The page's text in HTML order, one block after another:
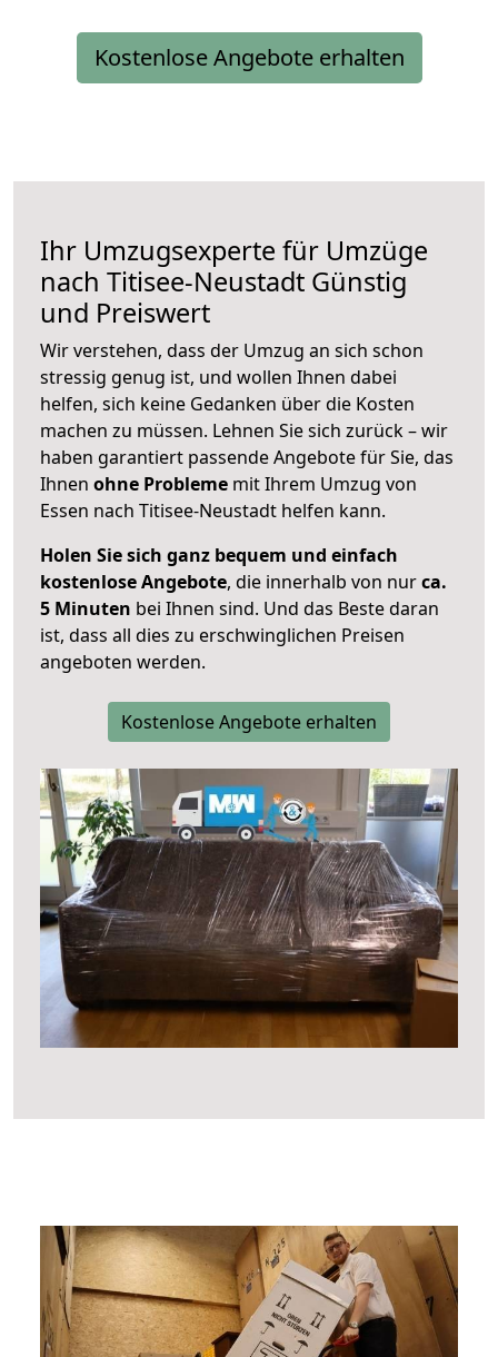
Kostenlose Angebote erhalten
Ihr Umzugsexperte für Umzüge
nach Titisee-Neustadt Günstig
und Preiswert
Wir verstehen, dass der Umzug an sich schon
stressig genug ist, und wollen Ihnen dabei
helfen, sich keine Gedanken über die Kosten
machen zu müssen. Lehnen Sie sich zurück – wir
haben garantiert passende Angebote für Sie, das
Ihnen ohne Probleme mit Ihrem Umzug von
Essen nach Titisee-Neustadt helfen kann.
Holen Sie sich ganz bequem und einfach
kostenlose Angebote, die innerhalb von nurca.
5 Minuten bei Ihnen sind. Und das Beste daran
ist, dass all dies zu erschwinglichen Preisen
angeboten werden.
Kostenlose Angebote erhalten